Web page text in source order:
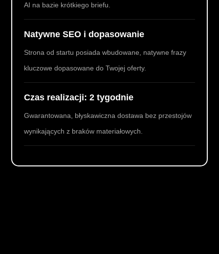
AI na bazie krótkiego briefu.
Natywne SEO i dopasowanie
Strona od startu posiada wbudowane, natywne frazy
kluczowe dopasowane do Twojej oferty.
Czas realizacji: 2 tygodnie
Gwarantowana, błyskawiczna dostawa bez przestojów
wynikających z braków materiałowych.